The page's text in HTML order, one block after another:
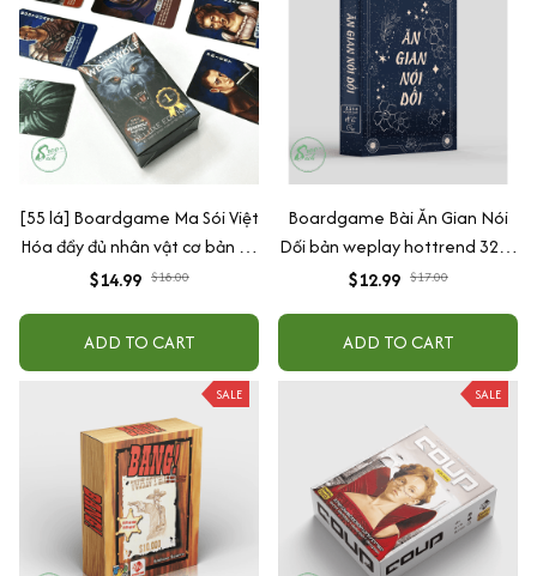
[55 lá] Boardgame Ma Sói Việt
Hóa đầy đủ nhân vật cơ bản và
mở rộng kèm hướng dẫn
$14.99 $18.00
ADD TO CART
Boardgame Bài Ăn Gian Nói
Dối bản weplay hottrend 32 lá
giấy cứng
$12.99 $17.00
ADD TO CART
SALE SALE